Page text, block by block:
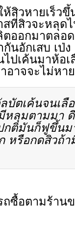
ห้สิวหายเร็ว
ที่สิวจะหลุด
ออกมาตลอ
นอักเสบ เป่
ปเค้นมาห้อ
าจจะไม่หา
บัตเค้นจนเลื
หลุมตามมา
กติมันก็ฟูขึ้นม
หรือกดสิวถ้า
ถซื้อตามร้าน